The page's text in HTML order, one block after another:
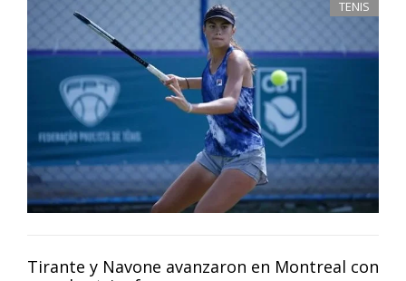
TENIS
Tirante y Navone avanzaron en Montreal con